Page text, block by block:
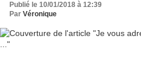
Publié le 10/01/2018 à 12:39
Par Véronique